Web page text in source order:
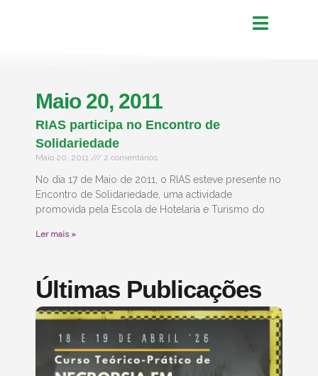
Maio 20, 2011
RIAS participa no Encontro de
Solidariedade
Maio 20, 2011 2 comentários
No dia 17 de Maio de 2011, o RIAS esteve presente no
Encontro de Solidariedade, uma actividade
promovida pela Escola de Hotelaria e Turismo do
Ler mais »
Últimas Publicações